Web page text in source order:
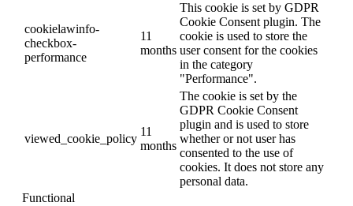
cookielawinfo-
checkbox-
performance
11
months
This cookie is set by GDPR
Cookie Consent plugin. The
cookie is used to store the
user consent for the cookies
in the category
"Performance".
viewed_cookie_policy
11
months
The cookie is set by the
GDPR Cookie Consent
plugin and is used to store
whether or not user has
consented to the use of
cookies. It does not store any
personal data.
Functional